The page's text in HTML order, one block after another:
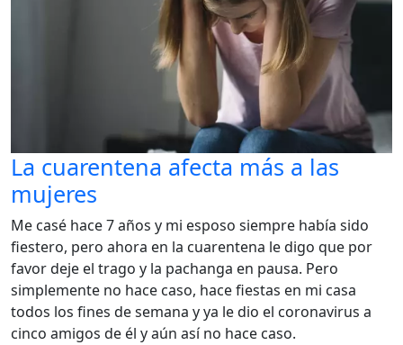
La cuarentena afecta más a las
mujeres
Me casé hace 7 años y mi esposo siempre había sido
fiestero, pero ahora en la cuarentena le digo que por
favor deje el trago y la pachanga en pausa. Pero
simplemente no hace caso, hace fiestas en mi casa
todos los fines de semana y ya le dio el coronavirus a
cinco amigos de él y aún así no hace caso.